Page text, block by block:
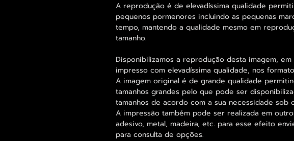
A reprodução é de elevadíssima qualidade
pequenos pormenores incluindo as pequenas
tempo, mantendo a qualidade mesmo em
tamanho.
Disponibilizamos a reprodução desta imagem,
impresso com elevadíssima qualidade, nos
A imagem original é de grande qualidade
tamanhos grandes pelo que pode ser
tamanhos de acordo com a sua necessidade sob
A impressão também pode ser realizada em
adesivo, metal, madeira, etc. para esse efeito
para consulta de opções.